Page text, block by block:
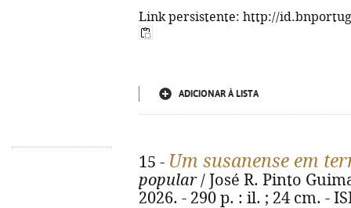
Link persistente: http://
ADICIONAR À LISTA
15 - Um susanense em
popular/ José R. Pinto
2026. - 290 p. : il. ; 24 cm. -